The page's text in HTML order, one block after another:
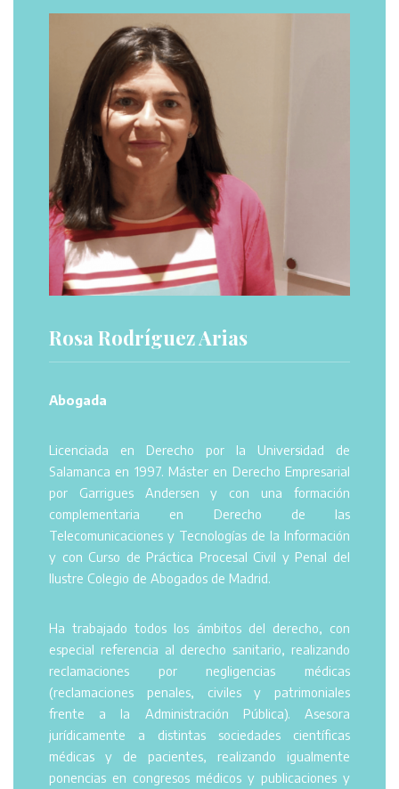
Rosa Rodríguez Arias
Abogada
Licenciada en Derecho por la Universidad de
Salamanca en 1997. Máster en Derecho Empresarial
por Garrigues Andersen y con una formación
complementaria en Derecho de las
Telecomunicaciones y Tecnologías de la Información
y con Curso de Práctica Procesal Civil y Penal del
Ilustre Colegio de Abogados de Madrid.
Ha trabajado todos los ámbitos del derecho, con
especial referencia al derecho sanitario, realizando
reclamaciones por negligencias médicas
(reclamaciones penales, civiles y patrimoniales
frente a la Administración Pública). Asesora
jurídicamente a distintas sociedades científicas
médicas y de pacientes, realizando igualmente
ponencias en congresos médicos y publicaciones y